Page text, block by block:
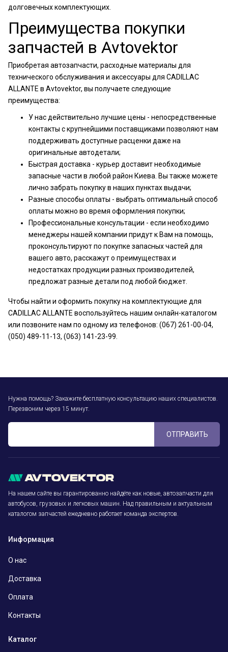
долговечных комплектующих.
Преимущества покупки
запчастей в Avtovektor
Приобретая автозапчасти, расходные материалы для
технического обслуживания и аксессуары для CADILLAC
ALLANTE в Avtovektor, вы получаете следующие
преимущества:
У нас действительно лучшие цены - непосредственные
контакты с крупнейшими поставщиками позволяют нам
поддерживать доступные расценки даже на
оригинальные автодетали;
Быстрая доставка - курьер доставит необходимые
запасные части в любой район Киева. Вы также можете
лично забрать покупку в наших пунктах выдачи;
Разные способы оплаты - выбрать оптимальный способ
оплаты можно во время оформления покупки;
Профессиональные консультации - если необходимо
менеджеры нашей компании придут к Вам на помощь,
проконсультируют по покупке запасных частей для
вашего авто, расскажут о преимуществах и
недостатках продукции разных производителей,
предложат разные детали под любой бюджет.
Чтобы найти и оформить покупку на комплектующие для
CADILLAC ALLANTE воспользуйтесь нашим онлайн-каталогом
или позвоните нам по одному из телефонов: (067) 261-00-04,
(050) 489-11-13, (063) 141-23-99.
Нужна помощь? Закажите бесплатную консультацию наших специалистов.
Перезвоним через 15 минут.
ОТПРАВИТЬ
На нашем сайте вы гарантированно найдёте как новые, автозапчасти для
автобусов, грузовых и легковых машин. Над правильным и актуальным
каталогом запчастей ежедневно работает команда экспертов.
Информация
О нас
Доставка
Оплата
Контакты
Каталог